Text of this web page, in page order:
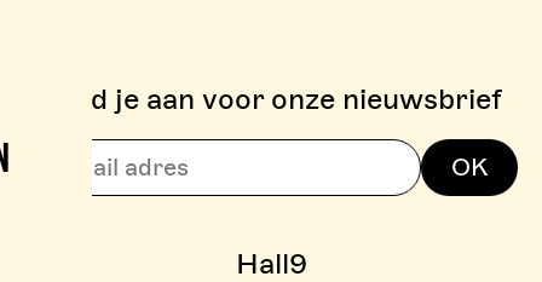
> BOULDERZONE
Hall9
Meld je aan voor onze nieuwsbrief
OK